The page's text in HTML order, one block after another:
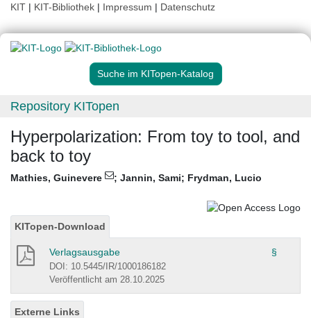
KIT | KIT-Bibliothek | Impressum | Datenschutz
Suche im KITopen-Katalog
Repository KITopen
Hyperpolarization: From toy to tool, and
back to toy
Mathies, Guinevere ; Jannin, Sami; Frydman, Lucio
KITopen-Download
Verlagsausgabe §
DOI: 10.5445/IR/1000186182
Veröffentlicht am 28.10.2025
Externe Links